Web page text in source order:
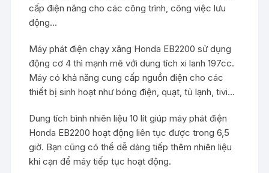
cấp điện năng cho các công trình, công việc lưu
động…
Máy phát điện chạy xăng Honda EB2200 sử dụng
động cơ 4 thì mạnh mẽ với dung tích xi lanh 197cc.
Máy có khả năng cung cấp nguồn điện cho các
thiết bị sinh hoạt như bóng điện, quạt, tủ lạnh, tivi…
Dung tích bình nhiên liệu 10 lít giúp máy phát điện
Honda EB2200 hoạt động liên tục được trong 6,5
giờ. Bạn cũng có thể dễ dàng tiếp thêm nhiên liệu
khi cạn để máy tiếp tục hoạt động.